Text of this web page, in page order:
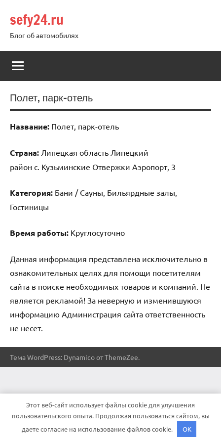
содержимому
sefy24.ru
Блог об автомобилях
Полет, парк-отель
Название: Полет, парк-отель
Страна: Липецкая область Липецкий
район с. Кузьминские Отвержки Аэропорт, 3
Категория: Бани / Сауны, Бильярдные залы,
Гостиницы
Время работы: Круглосуточно
Данная информация представлена исключительно в
ознакомительных целях для помощи посетителям
сайта в поиске необходимых товаров и компаний. Не
является рекламой! За неверную и изменившуюся
информацию Администрация сайта ответственность
не несет.
Тема WordPress: Dynamico от ThemeZee.
Этот веб-сайт использует файлы cookie для улучшения
пользовательского опыта. Продолжая пользоваться сайтом, вы
даете согласие на использование файлов cookie.
OK